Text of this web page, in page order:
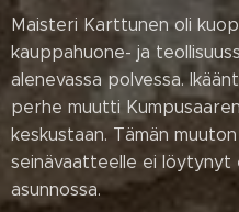
Maisteri Karttunen oli
kauppahuone- ja
alenevassa polvessa.
perhe muutti
keskustaan. Tämän
seinävaatteelle ei löytynyt
asunnossa.